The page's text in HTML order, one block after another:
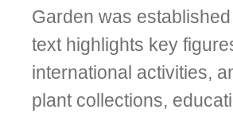
Garden was
text highlights key
international activities,
plant collections,